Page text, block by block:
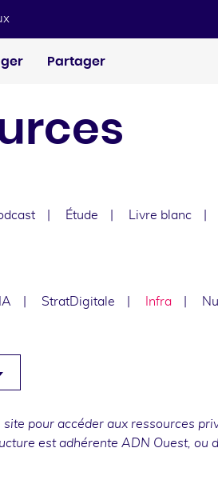
Partager
Étude Livre blanc
StratDigitale Infra
pour accéder aux ressources
est adhérente ADN Ouest, ou